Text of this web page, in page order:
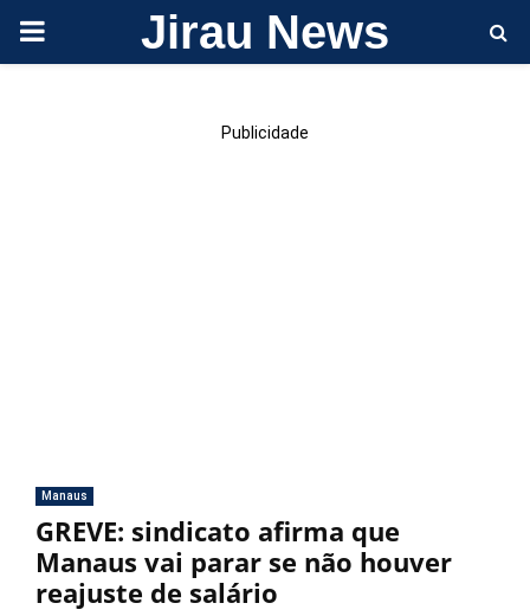
PRIMARY Jirau News
Publicidade
Manaus
GREVE: sindicato afirma que
Manaus vai parar se não houver
reajuste de salário